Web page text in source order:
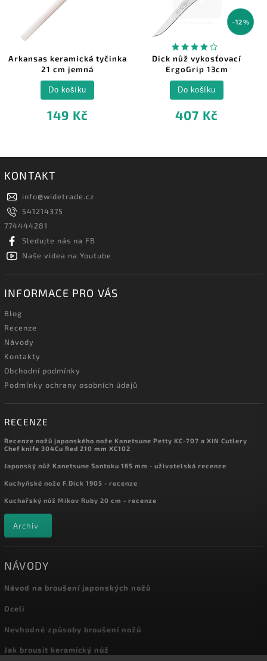
Arkansas keramická tyčinka
21 cm jemná
149 Kč
Do košíku
–12 %
Dick nůž vykosťovací
ErgoGrip 13cm
407 Kč
Do košíku
KONTAKT
info@widetrade.cz
541214375
774444281
Sledujte nás na FB
Naše videa na Youtube
INFORMACE PRO VÁS
Blog
Recenze
Návody
Kontakty
Obchodní podmínky
Podmínky ochrany osobních údajů
RECENZE
Recenze nožů japonského nože Kanetsune Petty KC-707 a XIN Cutlery
Chef knife 304Cu Red 210 mm XC102
Japonský nůž Kanetsune Santoku 165 mm - uživatelská recenze
Kuchyňské nože F.Dick 1905 - recenze
Kuchařský nůž Mikov Ruby 20 cm - recenze
Archiv
NÁVODY
Návod na broušení japonských nožů
Oceli
Nevhodné způsoby broušení nožů
Jak brousit keramický nůž